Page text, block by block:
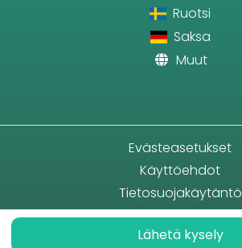
Lähetä kysely
Ruotsi
Saksa
Muut
Evästeasetukset
Käyttöehdot
Tietosuojakäytäntö